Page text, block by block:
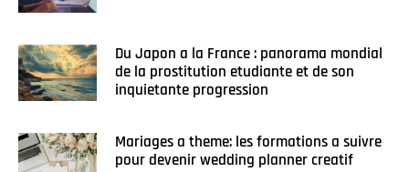
Du Japon a la France : panorama mondial
de la prostitution etudiante et de son
inquietante progression
Mariages a theme: les formations a suivre
pour devenir wedding planner creatif